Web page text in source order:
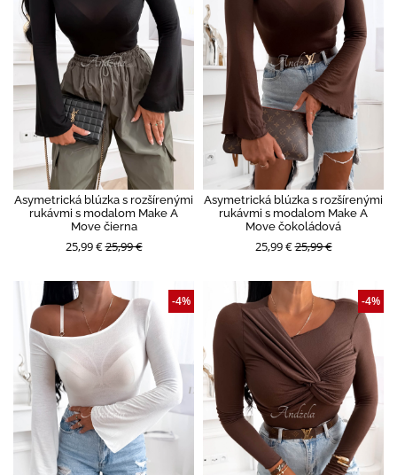
Asymetrická blúzka s rozšírenými
rukávmi s modalom Make A
Move čierna
25,99 €25,99 €
Asymetrická blúzka s rozšírenými
rukávmi s modalom Make A
Move čokoládová
25,99 €25,99 €
-4% -4%